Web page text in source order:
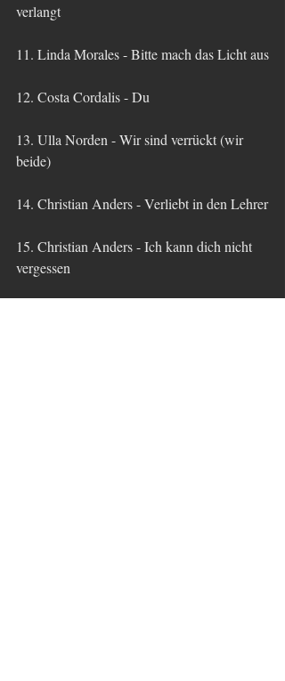
verlangt
11. Linda Morales - Bitte mach das Licht aus
12. Costa Cordalis - Du
13. Ulla Norden - Wir sind verrückt (wir
beide)
14. Christian Anders - Verliebt in den Lehrer
15. Christian Anders - Ich kann dich nicht
vergessen